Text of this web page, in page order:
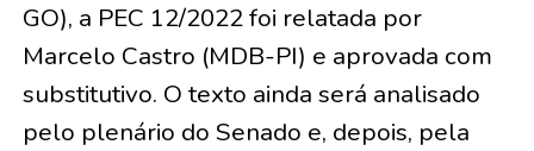
GO), a PEC 12/2022 foi relatada por
Marcelo Castro (MDB-PI) e aprovada com
substitutivo. O texto ainda será analisado
pelo plenário do Senado e, depois, pela